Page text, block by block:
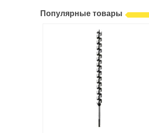
Популярные товары